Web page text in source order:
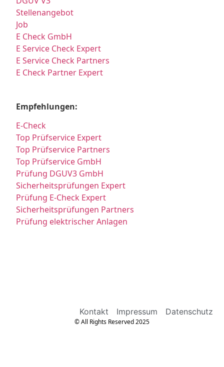
Stellenangebot
Job
E Check GmbH
E Service Check Expert
E Service Check Partners
E Check Partner Expert
Empfehlungen:
E-Check
Top Prüfservice Expert
Top Prüfservice Partners
Top Prüfservice GmbH
Prüfung DGUV3 GmbH
Sicherheitsprüfungen Expert
Prüfung E-Check Expert
Sicherheitsprüfungen Partners
Prüfung elektrischer Anlagen
Kontakt Impressum Datenschutz
© All Rights Reserved 2025